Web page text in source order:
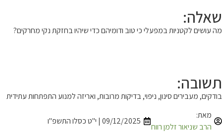
שאלה:
מה עושים לקטניות במפעלי כי טוב ודומיהם כדי שיהיו בחזקת נקי מחרקים?
תשובה:
בודקים, מעבירים סינון, ניפוי, בדיקות מרובות, ואריזה למנוע התפתחות עתידית
מאת:
הרב שניאור זלמן רווח
09/12/2025 | י"ט כסלו התשפ"ו